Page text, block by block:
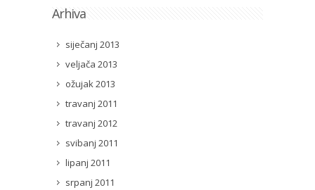
Arhiva
siječanj 2013
veljača 2013
ožujak 2013
travanj 2011
travanj 2012
svibanj 2011
lipanj 2011
srpanj 2011